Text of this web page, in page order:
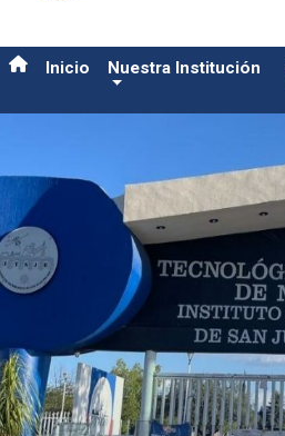
Inicio Nuestra Institución